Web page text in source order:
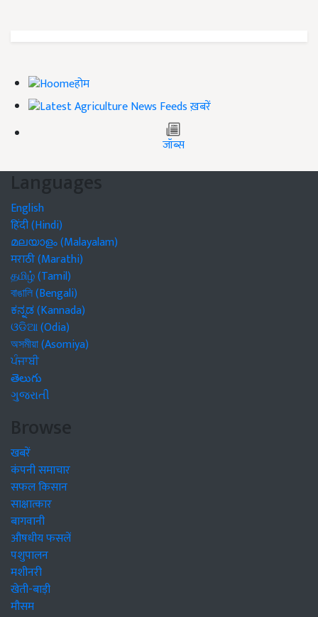
होम
ख़बरें
जॉब्स
Languages
English
हिंदी (Hindi)
മലയാളം (Malayalam)
मराठी (Marathi)
தமிழ் (Tamil)
বাঙালি (Bengali)
ಕನ್ನಡ (Kannada)
ଓଡିଆ (Odia)
অসমীয়া (Asomiya)
ਪੰਜਾਬੀ
తెలుగు
ગુજરાતી
Browse
खबरें
कंपनी समाचार
सफल किसान
साक्षात्कार
बागवानी
औषधीय फसलें
पशुपालन
मशीनरी
खेती-बाड़ी
मौसम